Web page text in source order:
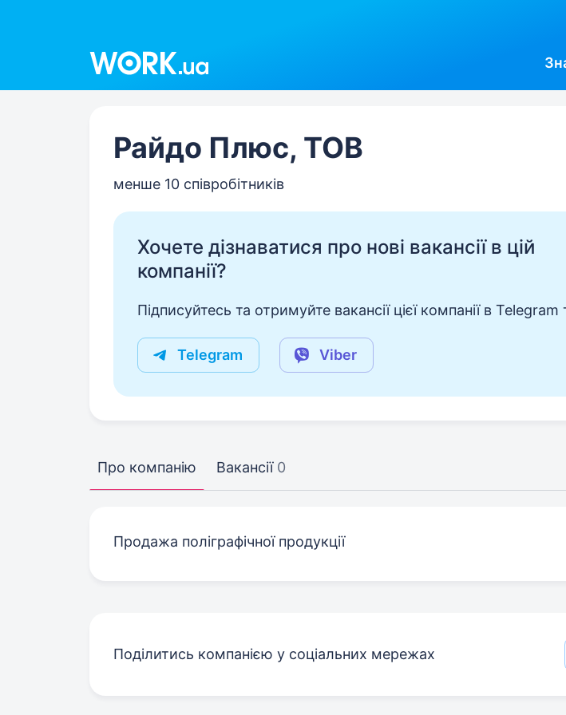
Райдо Плюс, ТОВ
менше 10 співробітників
Хочете дізнаватися про нові вакансії в цій
компанії?
Підписуйтесь та отримуйте вакансії цієї компанії в Telegram
Telegram Viber
Про компанію Вакансії 0
Продажа поліграфічної продукції
Поділитись компанією у соціальних мережах